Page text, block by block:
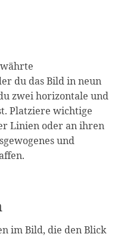
du das Bild in neun
zwei horizontale und
Platziere wichtige
Linien oder an ihren
und
im Bild, die den Blick